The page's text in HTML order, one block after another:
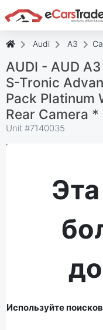
Установите
добавьте его на
Audi A3
AUDI - AUD
S-Tronic
Pack Platinum
Rear Camera *
Unit #7140035
Используйте